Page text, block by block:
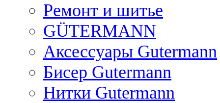
Ремонт и шитье
GÜTERMANN
Аксессуары Gutermann
Бисер Gutermann
Нитки Gutermann